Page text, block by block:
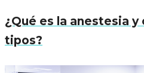
¿Qué es la anestesia y
tipos?